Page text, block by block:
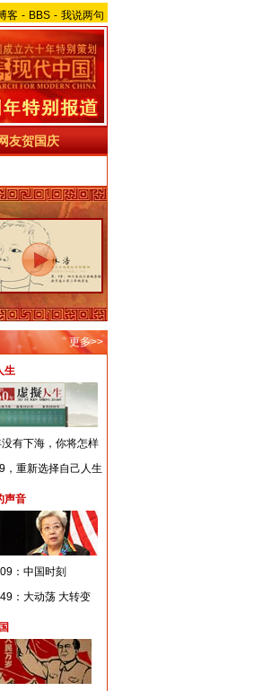
客 - BBS - 我说两句
友贺国庆
更多>>
生
有下海，你将怎样
，重新选择自己人生
声音
：中国时刻
：大动荡 大转变